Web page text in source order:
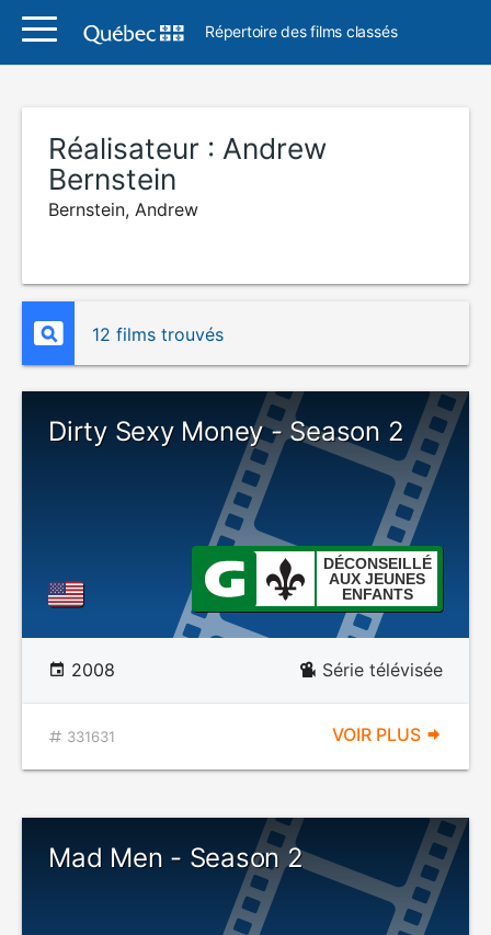
Répertoire des films classés
Réalisateur : Andrew
Bernstein
Bernstein, Andrew
12 films trouvés
Dirty Sexy Money - Season 2
DÉCONSEILLÉ
AUX JEUNES
ENFANTS
2008 Série télévisée
331631 VOIR PLUS
Mad Men - Season 2